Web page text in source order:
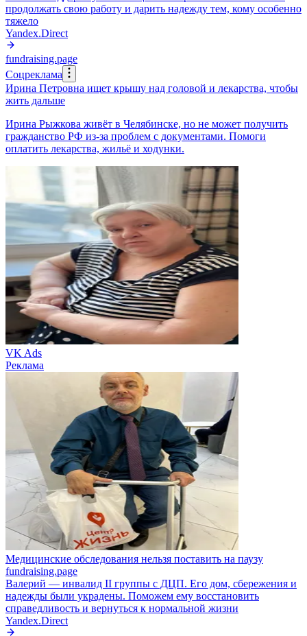
продолжать свою работу и дарить надежду тем, кому особенно
тяжело
Yandex.Direct
fundraising.page
Соцреклама
Ирина Петровна ищет крышу над головой и лекарства, чтобы
жить дальше
Ирина Рыжкова живёт в Челябинске, но не может получить
гражданство РФ из-за проблем с документами. Помоги
оплатить лекарства, жильё и ходунки.
VK Ads
Реклама
Медицинские обследования нельзя поставить на паузу
fundraising.page
Валерий — инвалид II группы с ДЦП. Его дом, сбережения и
надежды были украдены. Поможем ему восстановить
справедливость и вернуться к нормальной жизни
Yandex.Direct